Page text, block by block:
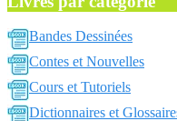
Bandes Dessinées
Contes et Nouvelles
Cours et Tutoriels
Dictionnaires et